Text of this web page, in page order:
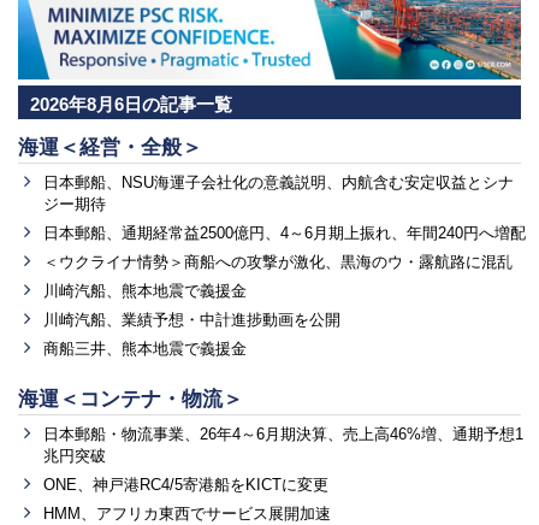
2026年8月6日の記事一覧
海運＜経営・全般＞
日本郵船、NSU海運子会社化の意義説明、内航含む安定収益とシナ
ジー期待
日本郵船、通期経常益2500億円、4～6月期上振れ、年間240円へ増配
＜ウクライナ情勢＞商船への攻撃が激化、黒海のウ・露航路に混乱
川崎汽船、熊本地震で義援金
川崎汽船、業績予想・中計進捗動画を公開
商船三井、熊本地震で義援金
海運＜コンテナ・物流＞
日本郵船・物流事業、26年4～6月期決算、売上高46%増、通期予想1
兆円突破
ONE、神戸港RC4/5寄港船をKICTに変更
HMM、アフリカ東西でサービス展開加速